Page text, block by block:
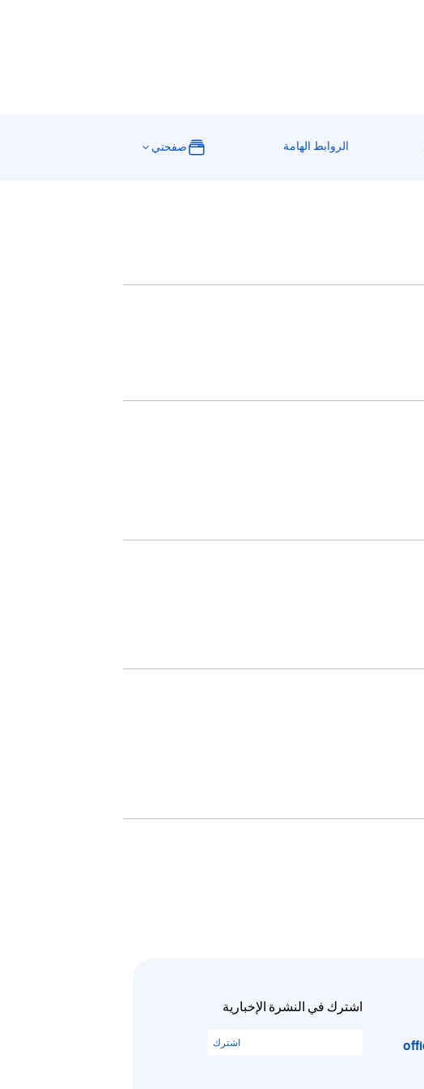
الروابط الهامة صفحتي
اشترك في النشرة الإخبارية
اشترك